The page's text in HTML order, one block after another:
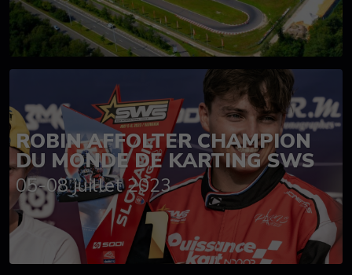
ROBIN AFFOLTER CHAMPION
DU MONDE DE KARTING SWS
05-08 juillet 2023